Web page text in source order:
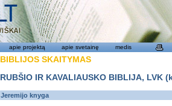
apie projektą apie svetainę medis
BIBLIJOS SKAITYMAS
RUBŠIO IR KAVALIAUSKO BIBLIJA,
Jeremijo knyga